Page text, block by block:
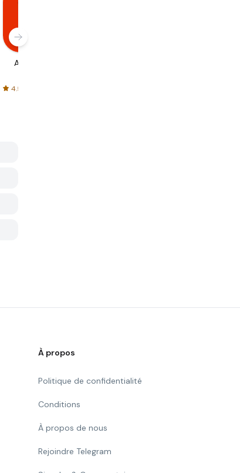
AliExpress
4.5
À propos
Politique de confidentialité
Conditions
À propos de nous
Rejoindre Telegram